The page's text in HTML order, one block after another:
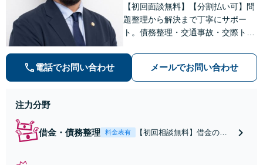
【初回面談無料】【分割払い可】問
題整理から解決まで丁寧にサポー
ト。債務整理・交通事故・交際トラ
迅速なレスポンスとわかりやすい進
捗共有で不安を軽減します。依頼者
様と二人三脚で、納得できる解決を
電話でお問い合わせ メールでお問い合わせ
注力分野
借金・債務整理 料金表有
【初回相談無料】借金の督